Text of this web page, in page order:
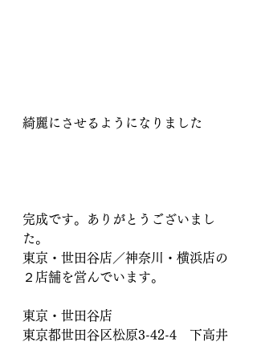
綺麗にさせるようになりました
完成です。ありがとうございまし
た。
東京・世田谷店／神奈川・横浜店の
２店舗を営んでいます。
東京・世田谷店
東京都世田谷区松原3-42-4　下高井